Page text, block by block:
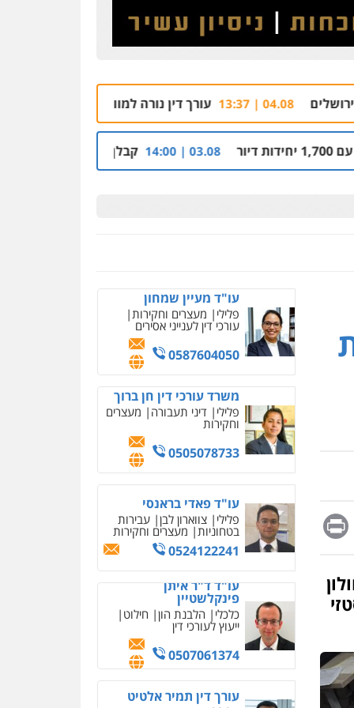
עורך דין נורה למוות בראשון לציון, הלקוח שחשוד ברצח
03.08 | 14:00 קבלן מוכר שפשט רגל חשוד בהסתרת
Message
Print
אקסטזי
פלילי
משפט פלילי
עו"ד עלי סעדי
פלילי פשיעה חמורה ליווי
0508824984
עו"ד מעיין שמחון
פלילי מעצרים וחקירות
עורכי דין לענייני אסירים
0587604050
משרד עורכי דין חן ברוך
פלילי דיני תעבורה מעצרים
וחקירות
0505078733
עו"ד פאדי בראנסי
פלילי צווארון לבן עבירות
בטחוניות מעצרים וחקירות
0524122241
עו"ד ד"ר איתן
פינקלשטיין
כלכלי הלבנת הון חילוט
ייעוץ לעורכי דין
0507061374
עורך דין תמיר אלטיט
מקצועיים לעורכי דין
0504578527
רונן הלל – מוניטין
מחיקת כתבות מגוגל
ודחיקת אזכורים שליליים
שירותים מקצועיים לעורכי
דין
0522508109
אחסון אתרים
מהירות הגנה גיבוי
תמיכה שירותים מקצועיים
לעורכי דין
מרכז התחלה חדשה
עבירות מין
שירותים מקצועיים לעורכי
דין
0544500346
מאיה בלום, עו"ס,
טיפול ושיקום
טיפול בהתמכרויות
שירותים מקצועיים לעורכי
דין